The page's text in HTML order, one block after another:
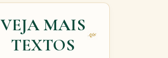
VEJA MAIS
TEXTOS